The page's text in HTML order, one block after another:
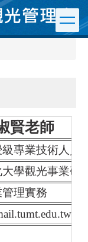
賢老師
專業技術人員
學觀光事業研
理實務